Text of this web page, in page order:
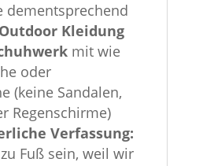
dementsprechend
Kleidung
mit wie
oder
(keine Sandalen,
Regenschirme)
Verfassung:
Fuß sein, weil wir